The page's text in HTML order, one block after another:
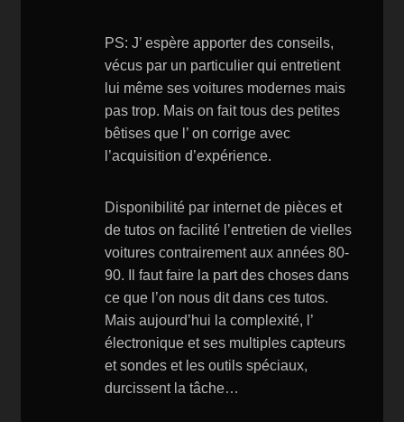
PS: J’ espère apporter des conseils,
vécus par un particulier qui entretient
lui même ses voitures modernes mais
pas trop. Mais on fait tous des petites
bêtises que l’ on corrige avec
l’acquisition d’expérience.
Disponibilité par internet de pièces et
de tutos on facilité l’entretien de vielles
voitures contrairement aux années 80-
90. Il faut faire la part des choses dans
ce que l’on nous dit dans ces tutos.
Mais aujourd’hui la complexité, l’
électronique et ses multiples capteurs
et sondes et les outils spéciaux,
durcissent la tâche…